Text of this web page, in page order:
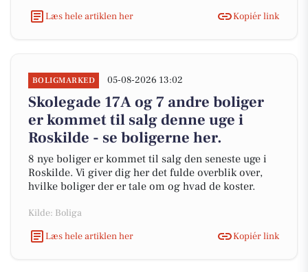
Læs hele artiklen her
Kopiér link
BOLIGMARKED 05-08-2026 13:02
Skolegade 17A og 7 andre boliger
er kommet til salg denne uge i
Roskilde - se boligerne her.
8 nye boliger er kommet til salg den seneste uge i
Roskilde. Vi giver dig her det fulde overblik over,
hvilke boliger der er tale om og hvad de koster.
Kilde: Boliga
Læs hele artiklen her
Kopiér link